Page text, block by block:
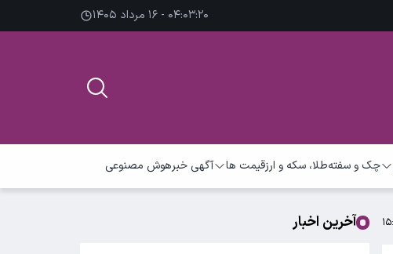
۰۴:۰۳:۲۰ - ۱۶ مرداد ۱۴۰۵
چک و سفتهطلا، سکه و ارزقیمت ها آگهی خبرهوش مصنوعی
آخرین اخبار